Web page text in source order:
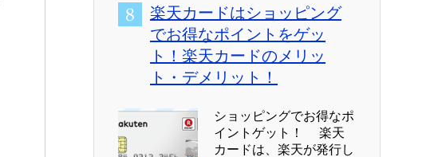
楽天カードはショッピング
でお得なポイントをゲッ
ト！楽天カードのメリッ
ト・デメリット！
ショッピングでお得なポ
イントゲット！ 楽天
カードは、楽天が発行し